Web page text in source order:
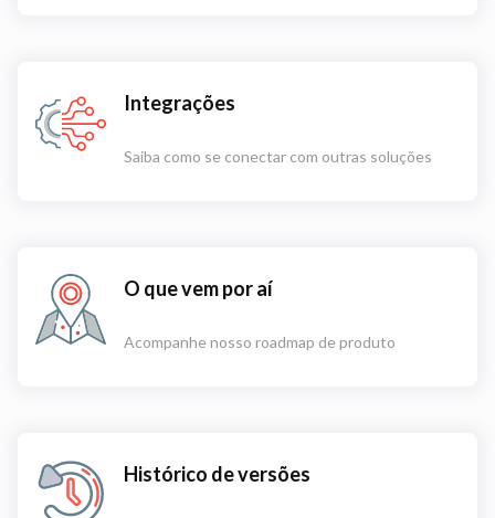
Integrações
Saiba como se conectar com outras soluções
O que vem por aí
Acompanhe nosso roadmap de produto
Histórico de versões